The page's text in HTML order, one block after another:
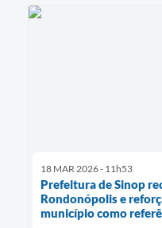
18 MAR 2026 - 11h53
Prefeitura de Sinop
Rondonópolis e
município como